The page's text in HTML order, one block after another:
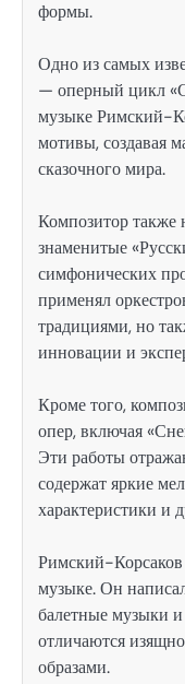
формы.
Одно из самых
— оперный цикл
музыке Римский-
мотивы, создавая
сказочного мира.
Композитор также
знаменитые
симфонических
применял
традициями, но
инновации и
Кроме того,
опер, включая
Эти работы
содержат яркие
характеристики и
Римский-Корсаков
музыке. Он
балетные музыки
отличаются
образами.